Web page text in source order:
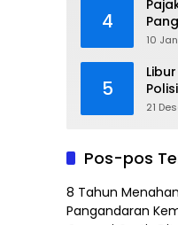
4
10
5
21
Pos-pos
8 Tahun
Pangandaran